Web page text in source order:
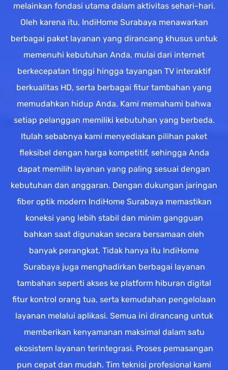
melainkan fondasi utama dalam aktivitas sehari-hari.
Oleh karena itu, IndiHome Surabaya menawarkan
berbagai paket layanan yang dirancang khusus untuk
memenuhi kebutuhan Anda, mulai dari internet
berkecepatan tinggi hingga tayangan TV interaktif
berkualitas HD, serta berbagai fitur tambahan yang
memudahkan hidup Anda. Kami memahami bahwa
setiap pelanggan memiliki kebutuhan yang berbeda.
Itulah sebabnya kami menyediakan pilihan paket
fleksibel dengan harga kompetitif, sehingga Anda
dapat memilih layanan yang paling sesuai dengan
kebutuhan dan anggaran. Dengan dukungan jaringan
fiber optik modern IndiHome Surabaya memastikan
koneksi yang lebih stabil dan minim gangguan
bahkan saat digunakan secara bersamaan oleh
banyak perangkat. Tidak hanya itu IndiHome
Surabaya juga menghadirkan berbagai layanan
tambahan seperti akses ke platform hiburan digital
fitur kontrol orang tua, serta kemudahan pengelolaan
layanan melalui aplikasi. Semua ini dirancang untuk
memberikan kenyamanan maksimal dalam satu
ekosistem layanan terintegrasi. Proses pemasangan
pun cepat dan mudah. Tim teknisi profesional kami